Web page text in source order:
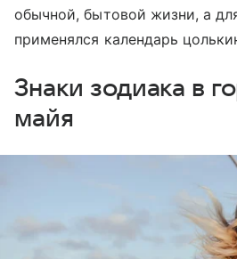
обычной, бытовой жизни, а
применялся календарь
Знаки зодиака в
майя